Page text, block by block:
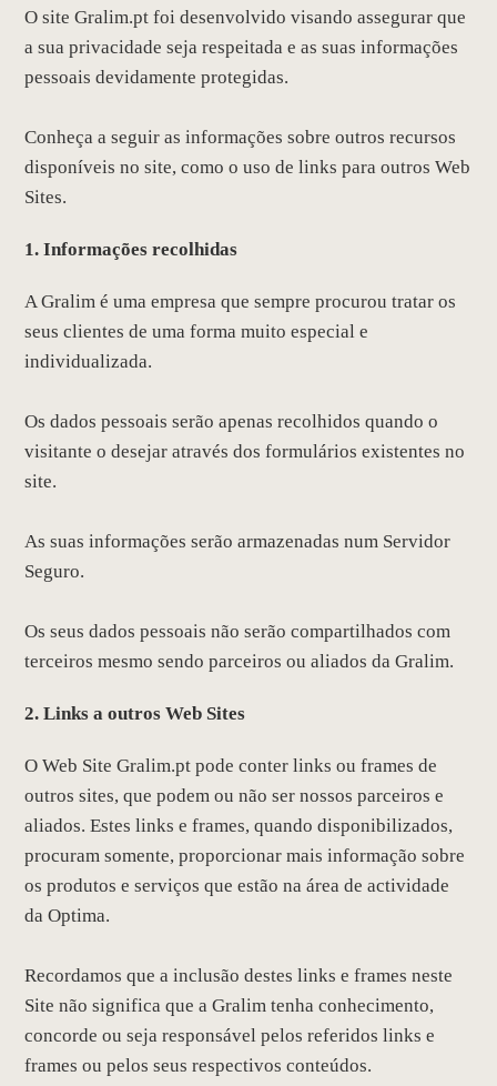
O site Gralim.pt foi desenvolvido visando assegurar que
a sua privacidade seja respeitada e as suas informações
pessoais devidamente protegidas.
Conheça a seguir as informações sobre outros recursos
disponíveis no site, como o uso de links para outros Web
Sites.
1. Informações recolhidas
A Gralim é uma empresa que sempre procurou tratar os
seus clientes de uma forma muito especial e
individualizada.
Os dados pessoais serão apenas recolhidos quando o
visitante o desejar através dos formulários existentes no
site.
As suas informações serão armazenadas num Servidor
Seguro.
Os seus dados pessoais não serão compartilhados com
terceiros mesmo sendo parceiros ou aliados da Gralim.
2. Links a outros Web Sites
O Web Site Gralim.pt pode conter links ou frames de
outros sites, que podem ou não ser nossos parceiros e
aliados. Estes links e frames, quando disponibilizados,
procuram somente, proporcionar mais informação sobre
os produtos e serviços que estão na área de actividade
da Optima.
Recordamos que a inclusão destes links e frames neste
Site não significa que a Gralim tenha conhecimento,
concorde ou seja responsável pelos referidos links e
frames ou pelos seus respectivos conteúdos.